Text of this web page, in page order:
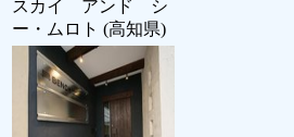
スカイ アンド シ
ー・ムロト (高知県)